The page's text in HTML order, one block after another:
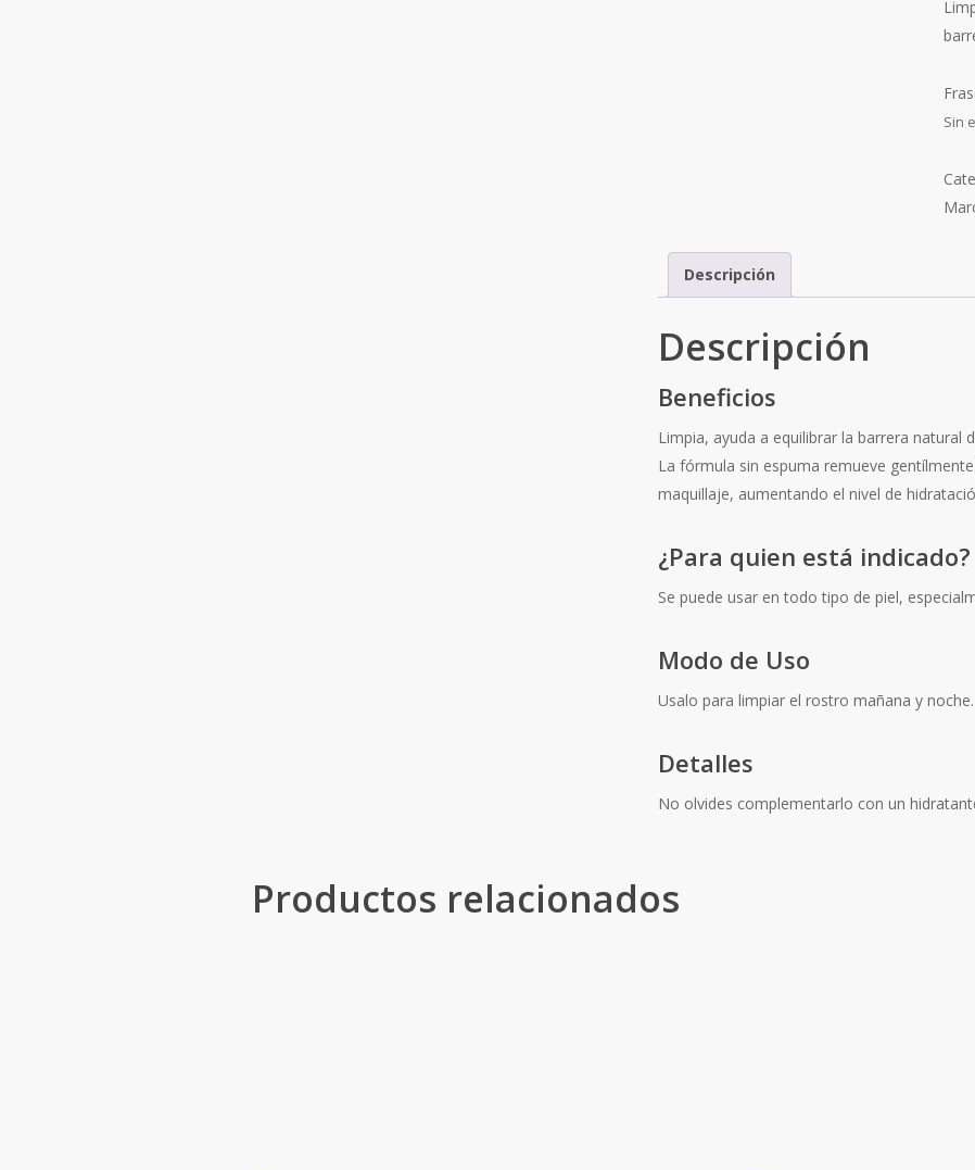
Sin
Descripción
Descripción
Beneficios
Limpia, ayuda a equilibrar la barrera natural
La fórmula sin espuma remueve
maquillaje, aumentando el nivel de
¿Para quien está indicado?
Se puede usar en todo tipo de piel,
Modo de Uso
Usalo para limpiar el rostro mañana y noche.
Detalles
No olvides complementarlo con un
Productos relacionados